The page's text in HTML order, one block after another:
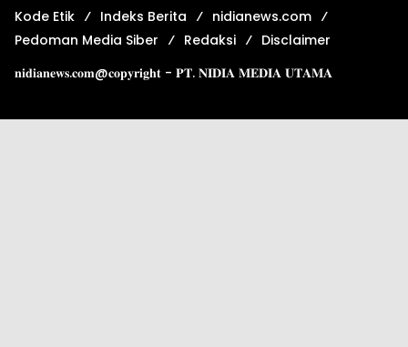
Kode Etik Indeks Berita
nidianews.com
Pedoman Media Siber
Redaksi
Disclaimer
𝐧𝐢𝐝𝐢𝐚𝐧𝐞𝐰𝐬.𝐜𝐨𝐦@𝐜𝐨𝐩𝐲𝐫𝐢𝐠𝐡𝐭 - 𝐏𝐓. 𝐍𝐈𝐃𝐈𝐀 𝐌𝐄𝐃𝐈𝐀 𝐔𝐓𝐀𝐌𝐀